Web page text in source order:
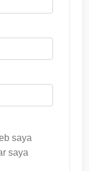
saya
saya